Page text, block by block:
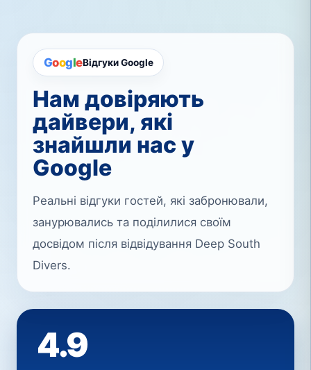
GoogleВідгуки Google
Нам довіряють
дайвери, які
знайшли нас у
Google
Реальні відгуки гостей, які забронювали,
занурювались та поділилися своїм
досвідом після відвідування Deep South
Divers.
4.9